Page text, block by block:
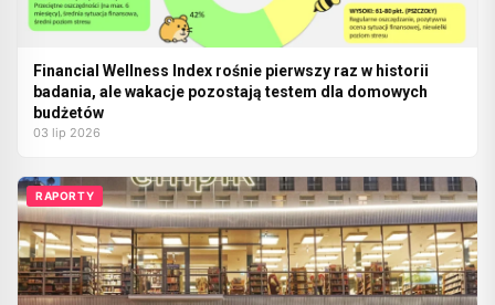
Financial Wellness Index rośnie pierwszy raz w historii
badania, ale wakacje pozostają testem dla domowych
budżetów
03 lip 2026
RAPORTY